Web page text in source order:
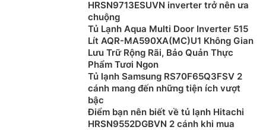
HRSN9713ESUVN inverter trở nên ưa
chuộng
Tủ Lạnh Aqua Multi Door Inverter 515
Lít AQR-MA590XA(MC)U1 Không Gian
Lưu Trữ Rộng Rãi, Bảo Quản Thực
Phẩm Tươi Ngon
Tủ lạnh Samsung RS70F65Q3FSV 2
cánh mang đến những tiện ích vượt
bậc
Điểm bạn nên biết về tủ lạnh Hitachi
HRSN9552DGBVN 2 cánh khi mua